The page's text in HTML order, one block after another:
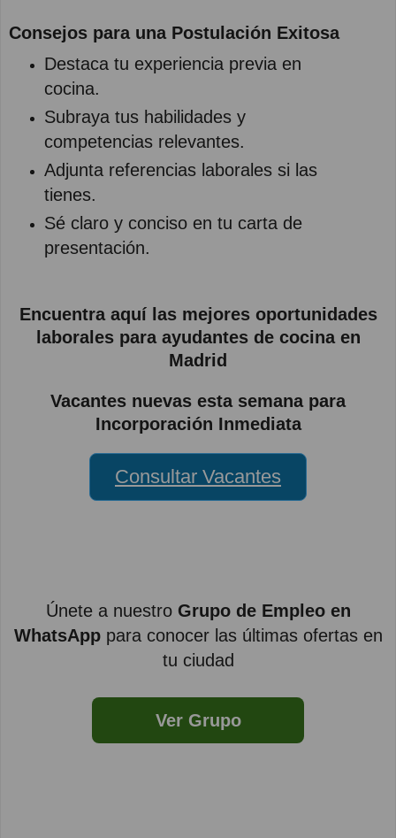
Consejos para una Postulación Exitosa
Destaca tu experiencia previa en
cocina.
Subraya tus habilidades y
competencias relevantes.
Adjunta referencias laborales si las
tienes.
Sé claro y conciso en tu carta de
presentación.
Encuentra aquí las mejores oportunidades
laborales para ayudantes de cocina en
Madrid
Vacantes nuevas esta semana para
Incorporación Inmediata
Consultar Vacantes
Únete a nuestro Grupo de Empleo en
WhatsApppara conocer las últimas ofertas en
tu ciudad
Ver Grupo